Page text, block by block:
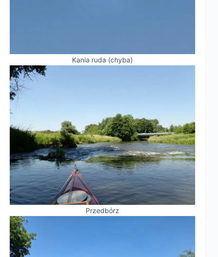
Kania ruda (chyba)
Przedbórz